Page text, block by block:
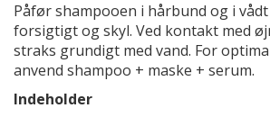
Påfør shampooen i hårbund og i
forsigtigt og skyl. Ved kontakt med
straks grundigt med vand. For
anvend shampoo + maske + serum.
Indeholder